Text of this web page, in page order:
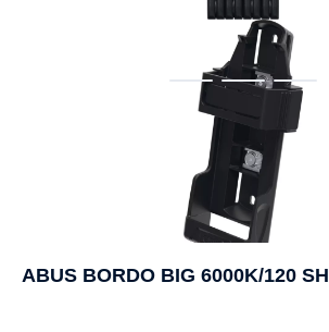
ABUS BORDO BIG 6000K/120 SH